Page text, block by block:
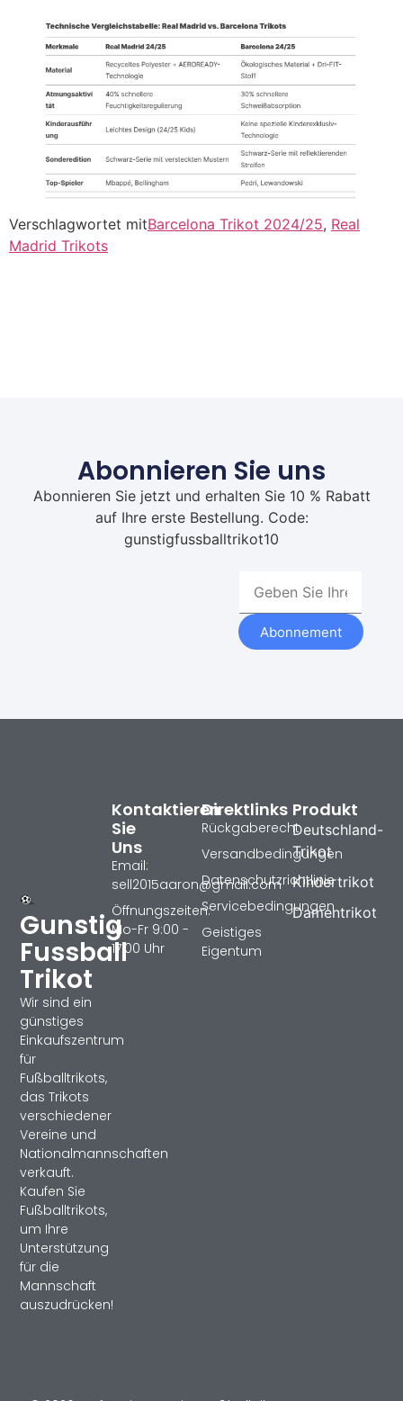
Verschlagwortet mitBarcelona Trikot 2024/25, Real
Madrid Trikots
Abonnieren Sie uns
Abonnieren Sie jetzt und erhalten Sie 10 % Rabatt
auf Ihre erste Bestellung. Code:
gunstigfussballtrikot10
Abonnement
Gunstig
Fussball
Trikot
Wir sind ein
günstiges
Einkaufszentrum
für
Fußballtrikots,
das Trikots
verschiedener
Vereine und
Nationalmannschaften
verkauft.
Kaufen Sie
Fußballtrikots,
um Ihre
Unterstützung
für die
Mannschaft
auszudrücken!
Produkt
Deutschland-
Trikot
Kindertrikot
Damentrikot
Direktlinks
Rückgaberecht
Versandbedingungen
Datenschutzrichtlinie
Servicebedingungen
Geistiges
Eigentum
Kontaktieren
Sie
Uns
Email:
sell2015aaron@gmail.com
Öffnungszeiten:
Mo-Fr 9:00 -
17:00 Uhr